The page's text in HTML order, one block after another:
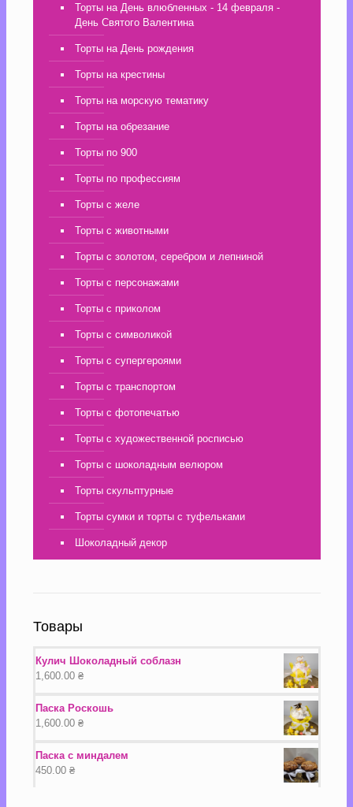
Торты на День влюбленных - 14 февраля -
День Святого Валентина
Торты на День рождения
Торты на крестины
Торты на морскую тематику
Торты на обрезание
Торты по 900
Торты по профессиям
Торты с желе
Торты с животными
Торты с золотом, серебром и лепниной
Торты с персонажами
Торты с приколом
Торты с символикой
Торты с супергероями
Торты с транспортом
Торты с фотопечатью
Торты с художественной росписью
Торты с шоколадным велюром
Торты скульптурные
Торты сумки и торты с туфельками
Шоколадный декор
Товары
Кулич Шоколадный соблазн
1,600.00 ₴
Паска Роскошь
1,600.00 ₴
Паска с миндалем
450.00 ₴